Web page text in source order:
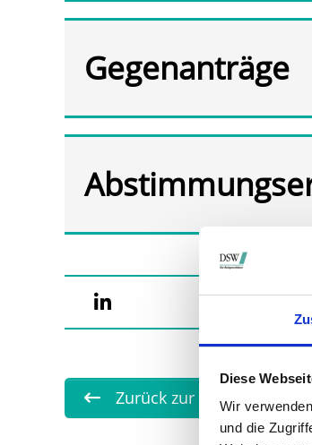
Diese
Wir
und die
Gegenanträge
Zurück zur Übersicht